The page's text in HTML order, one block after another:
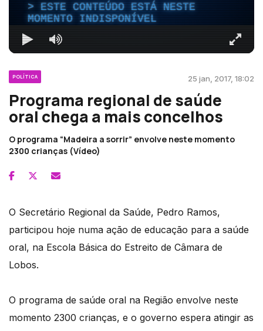
ESTE CONTEÚDO ESTÁ NESTE
MOMENTO INDISPONÍVEL
POLÍTICA 25 jan, 2017, 18:02
Programa regional de saúde
oral chega a mais concelhos
O programa “Madeira a sorrir” envolve neste momento
2300 crianças (Vídeo)
O Secretário Regional da Saúde, Pedro Ramos,
participou hoje numa ação de educação para a saúde
oral, na Escola Básica do Estreito de Câmara de
Lobos.
O programa de saúde oral na Região envolve neste
momento 2300 crianças, e o governo espera atingir as